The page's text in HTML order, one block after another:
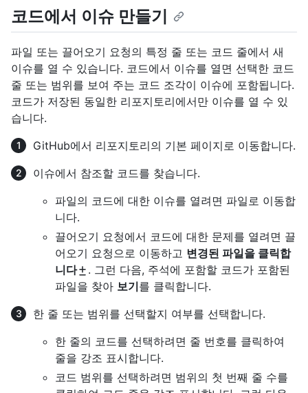
코드에서 이슈 만들기
파일 또는 끌어오기 요청의 특정 줄 또는 코드 줄에서 새
이슈를 열 수 있습니다. 코드에서 이슈를 열면 선택한 코드
줄 또는 범위를 보여 주는 코드 조각이 이슈에 포함됩니다.
코드가 저장된 동일한 리포지토리에서만 이슈를 열 수 있
습니다.
GitHub에서 리포지토리의 기본 페이지로 이동합니다.
이슈에서 참조할 코드를 찾습니다.
파일의 코드에 대한 이슈를 열려면 파일로 이동합
니다.
끌어오기 요청에서 코드에 대한 문제를 열려면 끌
어오기 요청으로 이동하고 변경된 파일을 클릭합
니다
. 그런 다음, 주석에 포함할 코드가 포함된
파일을 찾아 보기를 클릭합니다.
한 줄 또는 범위를 선택할지 여부를 선택합니다.
한 줄의 코드를 선택하려면 줄 번호를 클릭하여
줄을 강조 표시합니다.
코드 범위를 선택하려면 범위의 첫 번째 줄 수를